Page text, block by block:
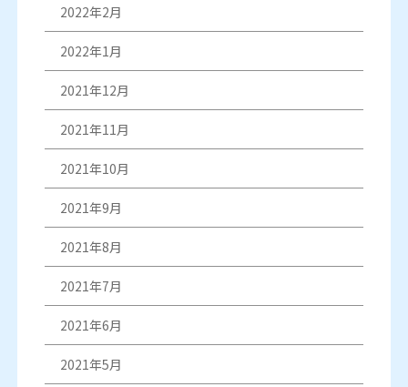
2022年2月
2022年1月
2021年12月
2021年11月
2021年10月
2021年9月
2021年8月
2021年7月
2021年6月
2021年5月